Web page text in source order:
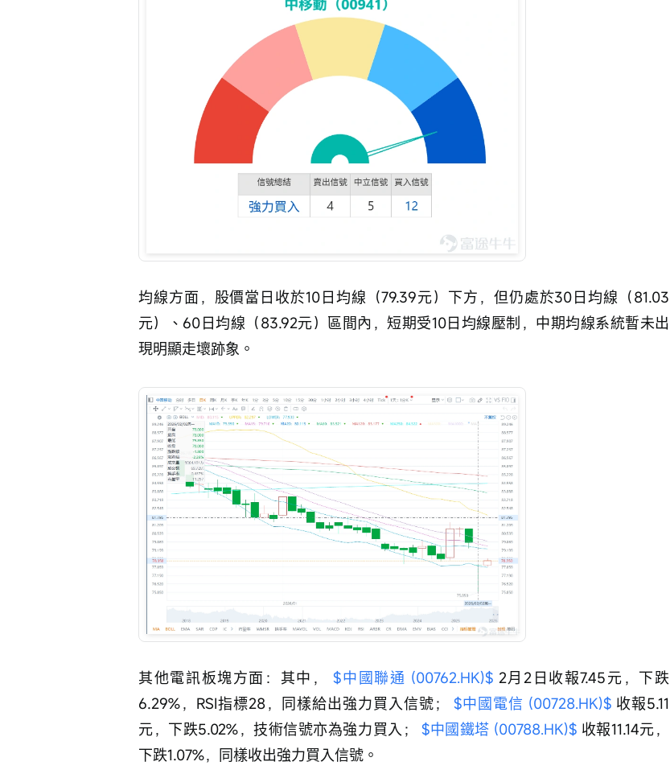
均線方面，股價當日收於10日均線（79.39元）下方，但仍處於30日均線（81.03
元）、60日均線（83.92元）區間內，短期受10日均線壓制，中期均線系統暫未出
現明顯走壞跡象。
其他電訊板塊方面：其中， $中國聯通 (00762.HK)$ 2月2日收報7.45元，下跌
6.29%，RSI指標28，同樣給出強力買入信號； $中國電信 (00728.HK)$ 收報5.11
元，下跌5.02%，技術信號亦為強力買入； $中國鐵塔 (00788.HK)$ 收報11.14元，
下跌1.07%，同樣收出強力買入信號。